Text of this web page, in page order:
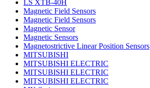
LS XTB-40H
Magnetic Field Sensors
Magnetic Field Sensors
Magnetic Sensor
Magnetic Sensors
Magnetostrictive Linear Position Sensors
MITSUBISHI
MITSUBISHI ELECTRIC
MITSUBISHI ELECTRIC
MITSUBISHI ELECTRIC